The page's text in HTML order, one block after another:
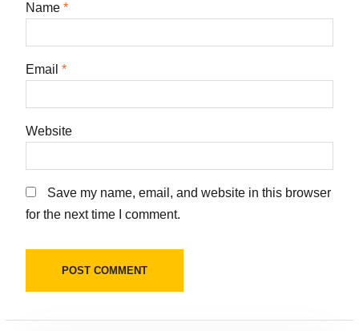
Name *
Email *
Website
Save my name, email, and website in this browser
for the next time I comment.